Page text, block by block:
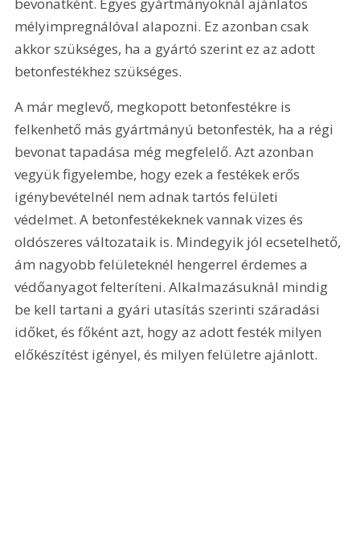
bevonatként. Egyes gyártmányoknál ajánlatos
mélyimpregnálóval alapozni. Ez azonban csak
akkor szükséges, ha a gyártó szerint ez az adott
betonfestékhez szükséges.
A már meglevő, megkopott betonfestékre is
felkenhető más gyártmányú betonfesték, ha a régi
bevonat tapadása még megfelelő. Azt azonban
vegyük figyelembe, hogy ezek a festékek erős
igénybevételnél nem adnak tartós felületi
védelmet. A betonfestékeknek vannak vizes és
oldószeres változataik is. Mindegyik jól ecsetelhető,
ám nagyobb felületeknél hengerrel érdemes a
védőanyagot felteríteni. Alkalmazásuknál mindig
be kell tartani a gyári utasítás szerinti száradási
időket, és főként azt, hogy az adott festék milyen
előkészítést igényel, és milyen felületre ajánlott.